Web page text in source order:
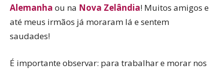
Alemanha ou na Nova Zelândia! Muitos amigos e
até meus irmãos já moraram lá e sentem
saudades!
É importante observar: para trabalhar e morar nos